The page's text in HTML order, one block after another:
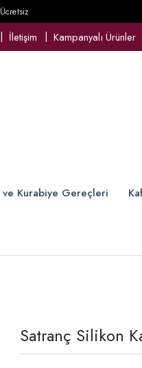
İletişim Kampanyalı Ürünler
ve Kurabiye Gereçleri
Satranç Silikon